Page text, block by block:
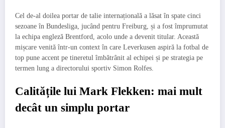
Cel de-al doilea portar de talie internațională a lăsat în spate cinci
sezoane în Bundesliga, jucând pentru Freiburg, și a fost împrumutat
la echipa engleză Brentford, acolo unde a devenit titular. Această
mișcare venită într-un context în care Leverkusen aspiră la fotbal de
top pune accent pe tineretul îmbătrânit al echipei și pe strategia pe
termen lung a directorului sportiv Simon Rolfes.
Calitățile lui Mark Flekken: mai mult
decât un simplu portar